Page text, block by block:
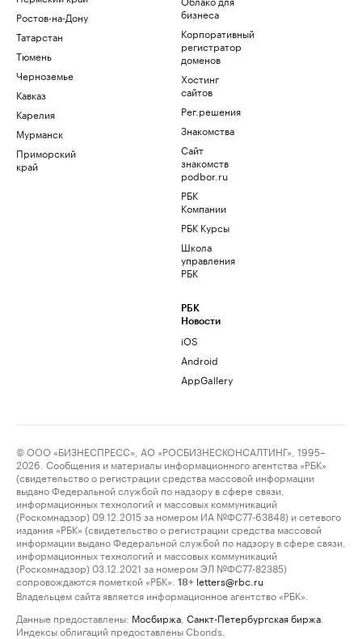
Ростов-на-Дону
Татарстан
Тюмень
Черноземье
Кавказ
Карелия
Мурманск
Приморский
край
бизнеса
Корпоративный
регистратор
доменов
Хостинг
сайтов
Рег.решения
Знакомства
Сайт
знакомств
podbor.ru
РБК
Компании
РБК Курсы
Школа
управления
РБК
РБК
Новости
iOS
Android
AppGallery
© ООО «БИЗНЕСПРЕСС», АО «РОСБИЗНЕСКОНСАЛТИНГ», 1995–
2026. Сообщения и материалы информационного агентства «РБК»
(свидетельство о регистрации средства массовой информации
выдано Федеральной службой по надзору в сфере связи,
информационных технологий и массовых коммуникаций
(Роскомнадзор) 09.12.2015 за номером ИА №ФС77-63848) и сетевого
издания «РБК» (свидетельство о регистрации средства массовой
информации выдано Федеральной службой по надзору в сфере связи,
информационных технологий и массовых коммуникаций
(Роскомнадзор) 03.12.2021 за номером ЭЛ №ФС77-82385)
сопровождаются пометкой «РБК».
18+ letters@rbc.ru
Владельцем сайта является информационное агентство «РБК».
Данные предоставлены: Мосбиржа Санкт-Петербургская биржа
Индексы облигаций предоставлены Cbonds.